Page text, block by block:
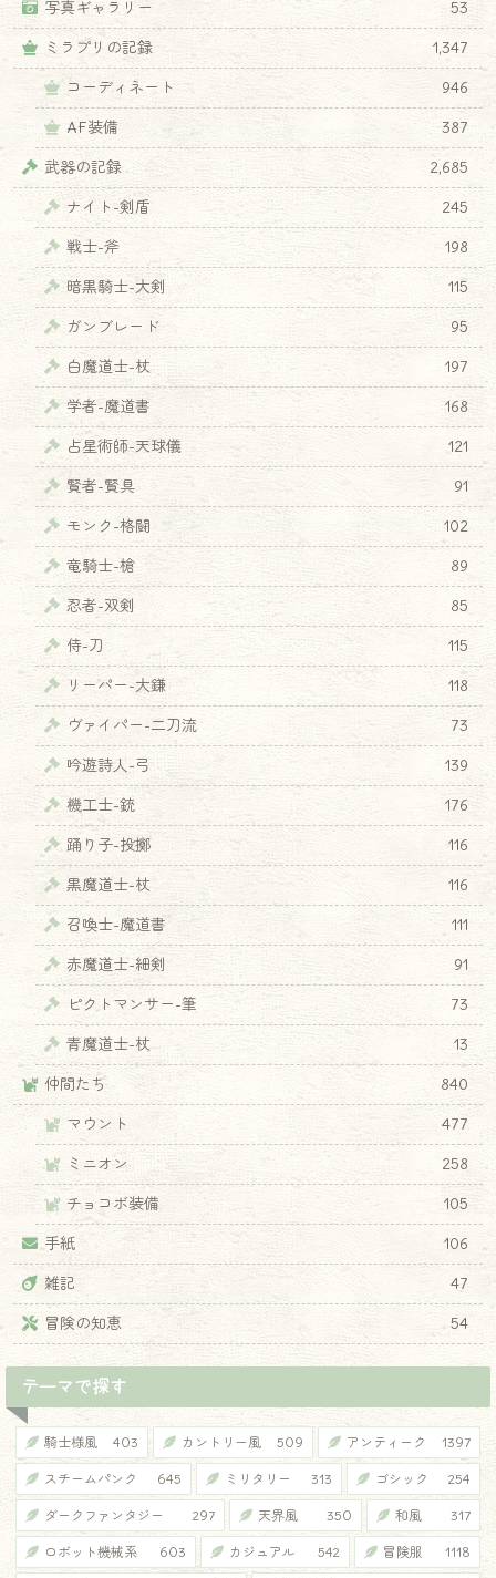
写真ギャラリー
53
ミラプリの記録
1,347
コーディネート
946
AF装備
387
武器の記録
2,685
ナイト-剣盾
245
戦士-斧
198
暗黒騎士-大剣
115
ガンブレード
95
白魔道士-杖
197
学者-魔道書
168
占星術師-天球儀
121
賢者-賢具
91
モンク-格闘
102
竜騎士-槍
89
忍者-双剣
85
侍-刀
115
リーパー-大鎌
118
ヴァイパー-二刀流
73
吟遊詩人-弓
139
機工士-銃
176
踊り子-投擲
116
黒魔道士-杖
116
召喚士-魔道書
111
赤魔道士-細剣
91
ピクトマンサー-筆
73
青魔道士-杖
13
仲間たち
840
マウント
477
ミニオン
258
チョコボ装備
105
手紙
106
雑記
47
冒険の知恵
54
テーマで探す
騎士様風 403 カントリー風 509 アンティーク 1397
スチームパンク 645 ミリタリー 313 ゴシック 254
ダークファンタジー 297 天界風 350 和風 317
ロボット機械系 603 カジュアル 542 冒険服 1118